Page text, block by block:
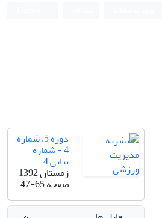
دوره 5، شماره
4 - شماره
پیاپی 4
زمستان 1392
صفحه47-65